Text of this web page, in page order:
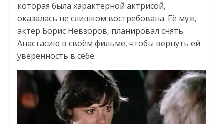
которая была характерной актрисой,
оказалась не слишком востребована. Её муж,
актёр Борис Невзоров, планировал снять
Анастасию в своём фильме, чтобы вернуть ей
уверенность в себе.